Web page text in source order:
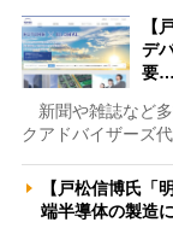
【
デ
要…
新聞や雑誌など
クアドバイザーズ
【戸松信博氏「
端半導体の製造